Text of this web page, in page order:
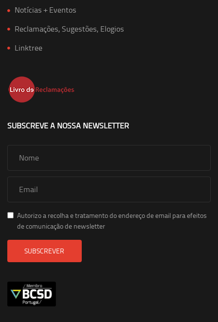
Notícias + Eventos
Reclamações, Sugestões, Elogios
Linktree
SUBSCREVE A NOSSA NEWSLETTER
Autorizo a recolha e tratamento do endereço de email para efeitos
de comunicação de newsletter
SUBSCREVER